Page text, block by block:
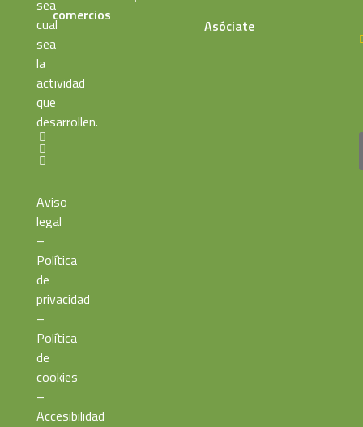
sea
cual
sea
la
actividad
que
desarrollen.
Aviso
legal
–
Política
de
privacidad
–
Política
de
cookies
–
Accesibilidad
comercios
Asóciate